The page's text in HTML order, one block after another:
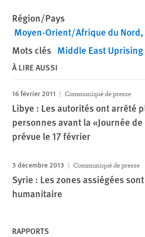
Région/Pays
Moyen-Orient/Afrique du Nord
Mots clés Middle East Uprising
À LIRE AUSSI
16 février 2011 Communiqué de presse
Libye : Les autorités ont arrêté
personnes avant la «Journée
prévue le 17 février
3 décembre 2013 Communiqué de presse
Syrie : Les zones assiégées
humanitaire
RAPPORTS